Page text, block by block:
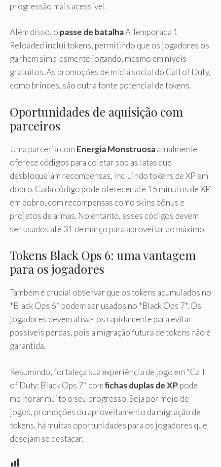
progressão mais acessível.
Além disso, o passe de batalhaA Temporada 1
Reloaded inclui tokens, permitindo que os jogadores os
ganhem simplesmente jogando, mesmo em níveis
gratuitos. As promoções de mídia social do Call of Duty,
como brindes, são outra fonte potencial de tokens.
Oportunidades de aquisição com
parceiros
Uma parceria com Energia Monstruosaatualmente
oferece códigos para coletar sob as latas que
desbloqueiam recompensas, incluindo tokens de XP em
dobro. Cada código pode oferecer até 15 minutos de XP
em dobro, com recompensas como skins bônus e
projetos de armas. No entanto, esses códigos devem
ser usados ​​até 31 de março para aproveitar ao máximo.
Tokens Black Ops 6: uma vantagem
para os jogadores
Também é crucial observar que os tokens acumulados no
*Black Ops 6* podem ser usados ​​no *Black Ops 7*. Os
jogadores devem ativá-los rapidamente para evitar
possíveis perdas, pois a migração futura de tokens não é
garantida.
Resumindo, fortaleça sua experiência de jogo em *Call
of Duty: Black Ops 7* comfichas duplas de XP pode
melhorar muito o seu progresso. Seja por meio de
jogos, promoções ou aproveitamento da migração de
tokens, há muitas oportunidades para os jogadores que
desejam se destacar.